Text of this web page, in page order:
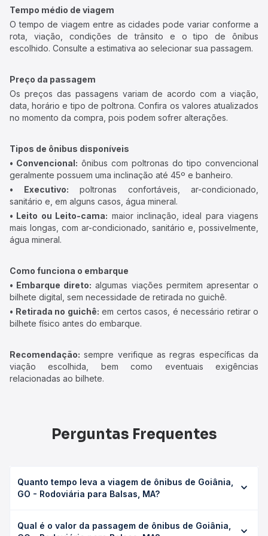
Tempo médio de viagem
O tempo de viagem entre as cidades pode variar conforme a
rota, viação, condições de trânsito e o tipo de ônibus
escolhido. Consulte a estimativa ao selecionar sua passagem.
Preço da passagem
Os preços das passagens variam de acordo com a viação,
data, horário e tipo de poltrona. Confira os valores atualizados
no momento da compra, pois podem sofrer alterações.
Tipos de ônibus disponíveis
• Convencional: ônibus com poltronas do tipo convencional
geralmente possuem uma inclinação até 45º e banheiro.
• Executivo: poltronas confortáveis, ar-condicionado,
sanitário e, em alguns casos, água mineral.
• Leito ou Leito-cama: maior inclinação, ideal para viagens
mais longas, com ar-condicionado, sanitário e, possivelmente,
água mineral.
Como funciona o embarque
• Embarque direto: algumas viações permitem apresentar o
bilhete digital, sem necessidade de retirada no guichê.
• Retirada no guichê: em certos casos, é necessário retirar o
bilhete físico antes do embarque.
Recomendação: sempre verifique as regras específicas da
viação escolhida, bem como eventuais exigências
relacionadas ao bilhete.
Perguntas Frequentes
Quanto tempo leva a viagem de ônibus de Goiânia,
GO - Rodoviária para Balsas, MA?
Balsas, MA leva em média 25h 54min, podendo variar
Qual é o valor da passagem de ônibus de Goiânia,